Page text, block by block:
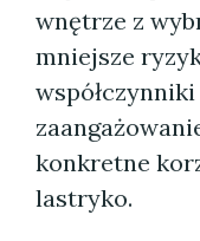
wnętrze z
mniejsze
konkretne
lastryko.